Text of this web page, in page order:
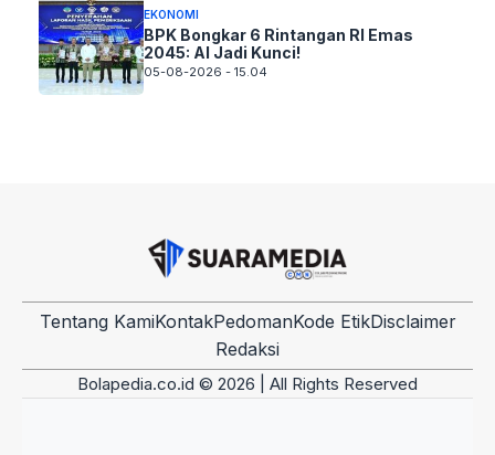
EKONOMI
BPK Bongkar 6 Rintangan RI Emas
2045: AI Jadi Kunci!
05-08-2026 - 15.04
Tentang KamiKontakPedomanKode EtikDisclaimer
Redaksi
Bolapedia.co.id © 2026 | All Rights Reserved